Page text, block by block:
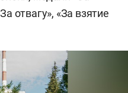
отвагу», «За взятие